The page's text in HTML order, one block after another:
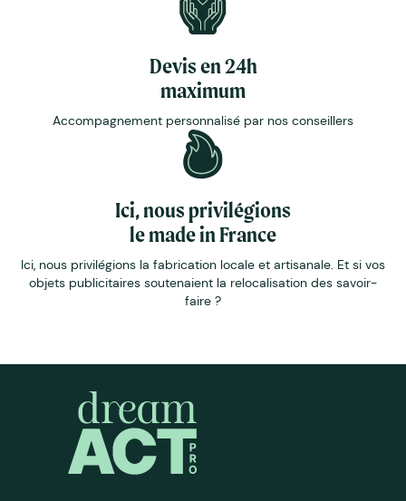
Devis en 24h
maximum
Accompagnement personnalisé par nos conseillers
Ici, nous privilégions
le made in France
Ici, nous privilégions la fabrication locale et artisanale. Et si vos
objets publicitaires soutenaient la relocalisation des savoir-
faire ?